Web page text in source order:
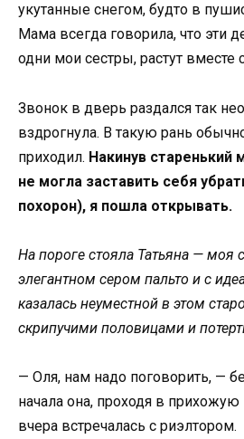
укутанные снегом, будто в
Мама всегда говорила, что эти
одни мои сестры, растут вместе
Звонок в дверь раздался так
вздрогнула. В такую рань
приходил. Накинув старенький
не могла заставить себя
похорон), я пошла открывать.
На пороге стояла Татьяна — моя
элегантном сером пальто и с
казалась неуместной в этом
скрипучими половицами и
— Оля, нам надо поговорить, —
начала она, проходя в
вчера встречалась с риэлтором.